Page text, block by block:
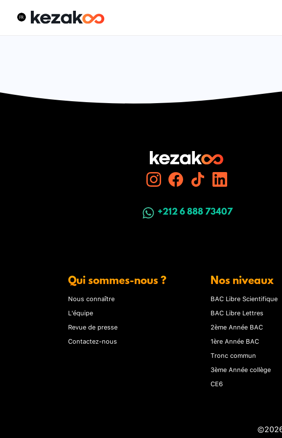
+212 6 888 73407
Qui sommes-nous ?
Nous connaître
L'équipe
Revue de presse
Contactez-nous
Nos niveaux
BAC Libre Scientifique
BAC Libre Lettres
2ème Année BAC
1ère Année BAC
Tronc commun
3ème Année collège
CE6